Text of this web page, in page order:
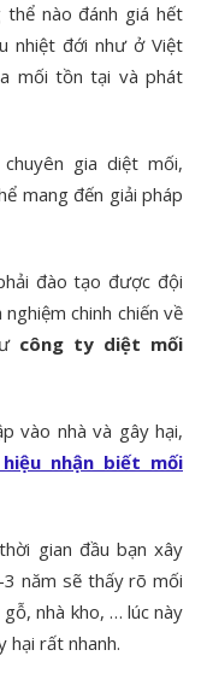
nào đánh giá hết
nhiệt đới như ở Việt
mối tồn tại và phát
gia diệt mối,
mang đến giải pháp
đào tạo được đội
chinh chiến về
công ty diệt mối
vào nhà và gây hại,
nhận biết mối
gian đầu bạn xây
năm sẽ thấy rõ mối
nhà kho, … lúc này
hại rất nhanh.